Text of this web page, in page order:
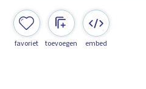
favoriet toevoegen embed